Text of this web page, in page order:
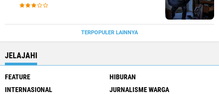
TERPOPULER LAINNYA
JELAJAHI
FEATURE
HIBURAN
INTERNASIONAL
JURNALISME WARGA